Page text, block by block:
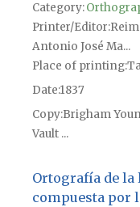
Category:
Printer/Editor
Antonio José Ma...
Place of printing
Date1837
CopyBrigham
Vault ...
Ortografía de la
compuesta por